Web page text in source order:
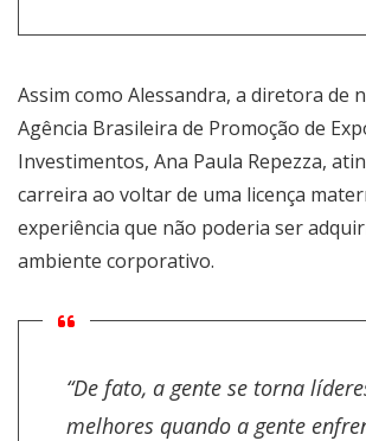
Assim como Alessandra, a diretora de
Agência Brasileira de Promoção de
Investimentos, Ana Paula Repezza,
carreira ao voltar de uma licença
experiência que não poderia ser
ambiente corporativo.
“De fato, a gente se torna
melhores quando a gente